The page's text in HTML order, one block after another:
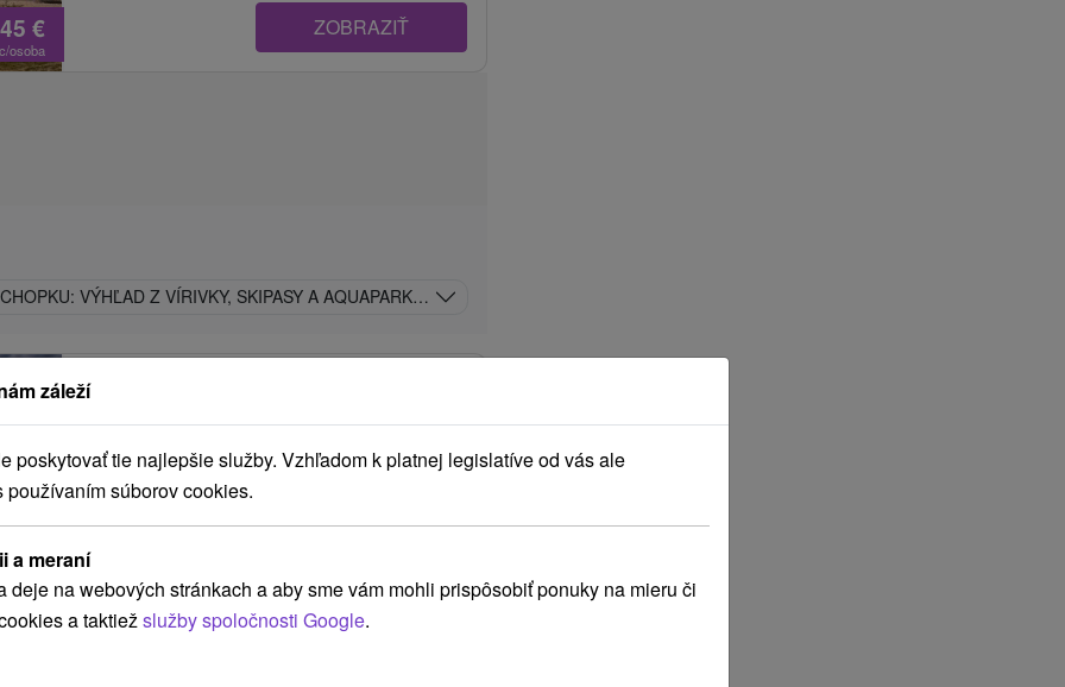
€
osoba
ZOBRAZIŤ
VÝHĽAD Z VÍRIVKY, SKIPASY A AQUAPARKY V CENE POBYTU
Rezort Masarykov dvor
Vígľaš
9,3 (12 recenzií)
Moderný trojhviezdičkový penzión Masarykov dvor
sa nachádza v Podpoľaní, na okraji malebnej obce
Vígľaš, a je súčasťou jazdeckého...
záleží
poskytovať tie najlepšie služby. Vzhľadom k platnej legislatíve od vás ale
súborov cookies.
a meraní
deje na webových stránkach a aby sme vám mohli prispôsobiť ponuky na mieru či
a taktiež služby spoločnosti Google.